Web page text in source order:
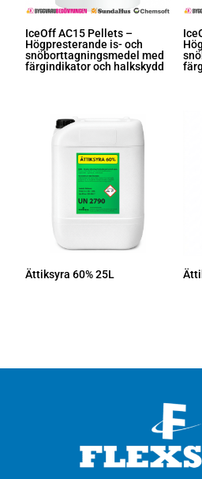
IceOff AC15 Pellets –
Högpresterande is- och
snöborttagningsmedel med
färgindikator och halkskydd
Ättiksyra 60% 25L